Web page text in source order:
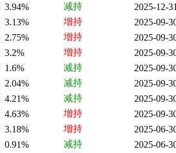
3.94% 减持
2025-12-31
3.13% 增持
2025-09-
2.75% 增持
2025-09-
3.2% 增持
2025-09-
1.6% 减持
2025-09-
2.04% 减持
2025-09-
4.21% 减持
2025-09-
4.63% 增持
2025-09-
3.18% 增持
2025-06-
0.91% 减持
2025-06-